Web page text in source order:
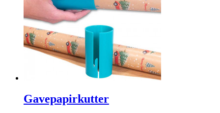
Gavepapirkutter